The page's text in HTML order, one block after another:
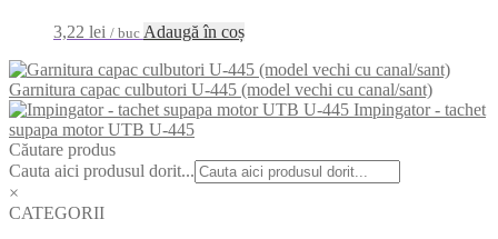
3,22 lei / buc Adaugă în coș
Garnitura capac culbutori U-445 (model vechi cu canal/sant)
Impingator - tachet
supapa motor UTB U-445
Căutare produs
Cauta aici produsul dorit...
×
CATEGORII